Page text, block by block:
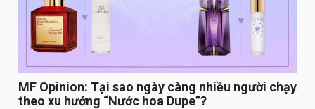
MF Opinion: Tại sao ngày càng nhiều người chạy
theo xu hướng “Nước hoa Dupe”?